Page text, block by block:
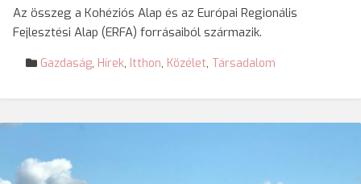
Az összeg a Kohéziós Alap és az Európai Regionális
Fejlesztési Alap (ERFA) forrásaiból származik.
Gazdaság, Hírek, Itthon, Közélet, Társadalom